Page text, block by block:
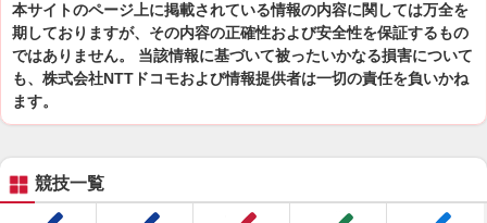
本サイトのページ上に掲載されている情報の内容に関しては万全を
期しておりますが、その内容の正確性および安全性を保証するもの
ではありません。 当該情報に基づいて被ったいかなる損害について
も、株式会社NTTドコモおよび情報提供者は一切の責任を負いかね
ます。
競技一覧